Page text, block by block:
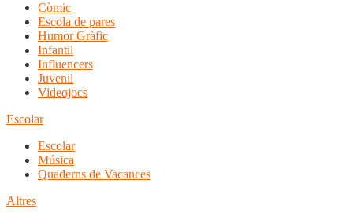
Còmic
Escola de pares
Humor Gràfic
Infantil
Influencers
Juvenil
Videojocs
Escolar
Escolar
Música
Quaderns de Vacances
Altres